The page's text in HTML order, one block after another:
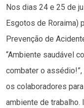
Nos dias 24 e 25 de
Esgotos de Roraima)
Prevenção de
“Ambiente saudável
combater o
os colaboradores
ambiente de trabalho.